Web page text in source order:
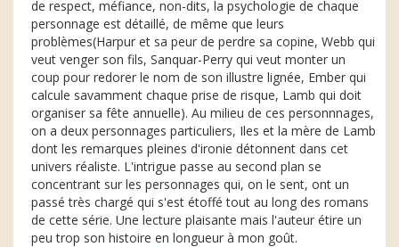
de respect, méfiance, non-dits, la psychologie de chaque
personnage est détaillé, de même que leurs
problèmes(Harpur et sa peur de perdre sa copine, Webb qui
veut venger son fils, Sanquar-Perry qui veut monter un
coup pour redorer le nom de son illustre lignée, Ember qui
calcule savamment chaque prise de risque, Lamb qui doit
organiser sa fête annuelle). Au milieu de ces personnnages,
on a deux personnages particuliers, Iles et la mère de Lamb
dont les remarques pleines d'ironie détonnent dans cet
univers réaliste. L'intrigue passe au second plan se
concentrant sur les personnages qui, on le sent, ont un
passé très chargé qui s'est étoffé tout au long des romans
de cette série. Une lecture plaisante mais l'auteur étire un
peu trop son histoire en longueur à mon goût.